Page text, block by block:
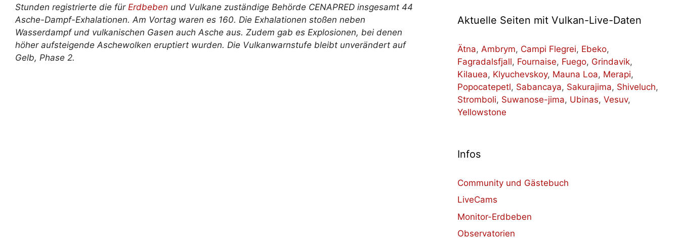
Stunden registrierte die für Erdbeben und Vulkane zuständige Behörde CENAPRED insgesamt 44
Asche-Dampf-Exhalationen. Am Vortag waren es 160. Die Exhalationen stoßen neben
Wasserdampf und vulkanischen Gasen auch Asche aus. Zudem gab es Explosionen, bei denen
höher aufsteigende Aschewolken eruptiert wurden. Die Vulkanwarnstufe bleibt unverändert auf
Gelb, Phase 2.
Aktuelle Seiten mit Vulkan-Live-Daten
Ätna, Ambrym, Campi Flegrei, Ebeko,
Fagradalsfjall, Fournaise, Fuego, Grindavik,
Kilauea, Klyuchevskoy, Mauna Loa, Merapi,
Popocatepetl, Sabancaya, Sakurajima, Shiveluch,
Stromboli, Suwanose-jima, Ubinas, Vesuv,
Yellowstone
Infos
Community und Gästebuch
LiveCams
Monitor-Erdbeben
Observatorien